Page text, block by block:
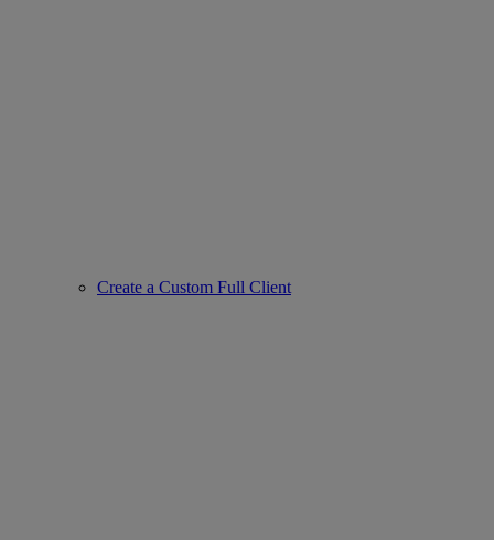
Create a Custom Full Client